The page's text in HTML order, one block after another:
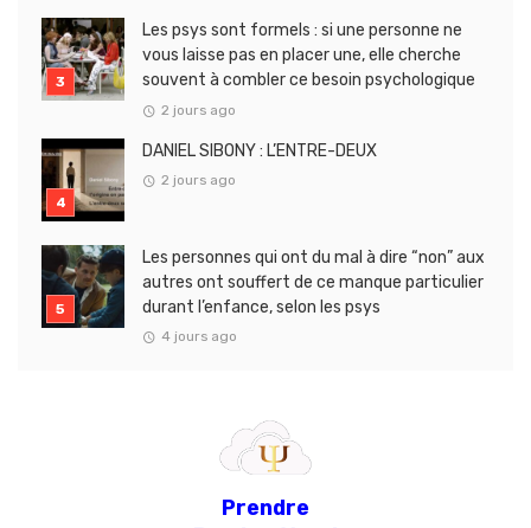
Les psys sont formels : si une personne ne
vous laisse pas en placer une, elle cherche
souvent à combler ce besoin psychologique
2 jours ago
DANIEL SIBONY : L’ENTRE-DEUX
2 jours ago
Les personnes qui ont du mal à dire “non” aux
autres ont souffert de ce manque particulier
durant l’enfance, selon les psys
4 jours ago
Prendre